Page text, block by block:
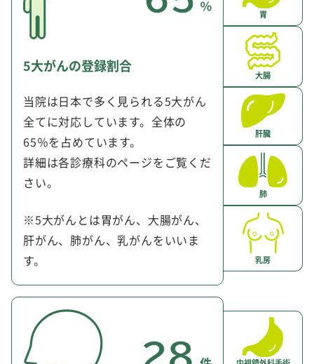
5大がんの登録割合
当院は日本で多く見られる5大がん
全てに対応しています。全体の
65％を占めています。
詳細は各診療科のページをご覧くだ
さい。
※5大がんとは胃がん、大腸がん、
肝がん、肺がん、乳がんをいいま
す。
胃
大腸
肝臓
肺
乳房